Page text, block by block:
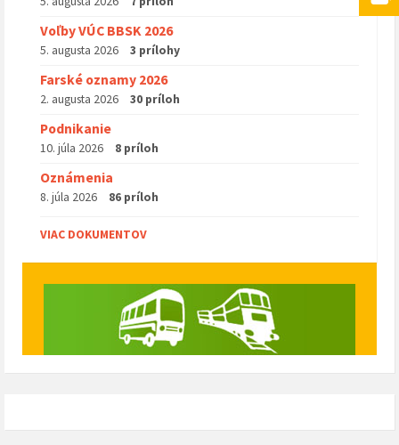
Voľby VÚC BBSK 2026
5. augusta 2026 3 prílohy
Farské oznamy 2026
2. augusta 2026 30 príloh
Podnikanie
10. júla 2026 8 príloh
Oznámenia
8. júla 2026 86 príloh
VIAC DOKUMENTOV